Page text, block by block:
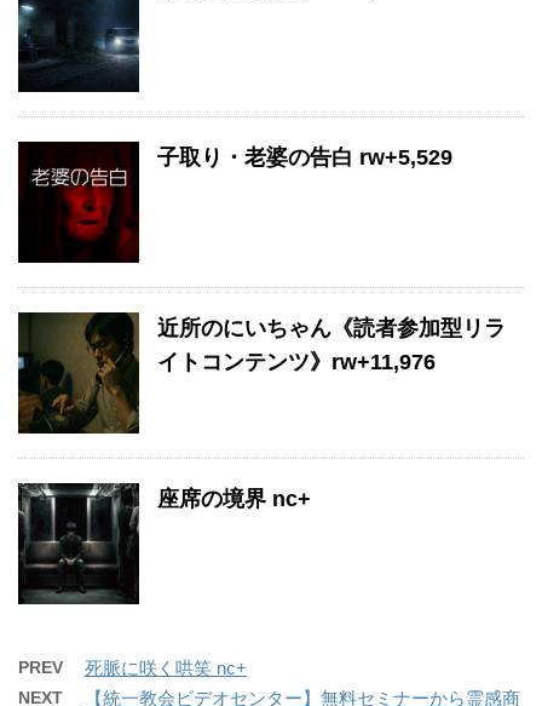
子取り・老婆の告白 rw+5,529
近所のにいちゃん《読者参加型リラ
イトコンテンツ》rw+11,976
座席の境界 nc+
PREV 死脈に咲く哄笑 nc+
NEXT
【統一教会ビデオセンター】無料セミナーから霊感商